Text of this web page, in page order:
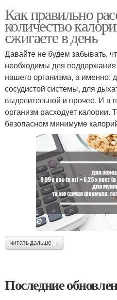
Как правильно
количество
сжигаете в день
Давайте не будем забывать,
необходимы для поддержания
нашего организма, а именно:
сосудистой системы, для
выделительной и прочее. И в
организм расходует калории.
безопасном минимуме
читать дальше →
Последние